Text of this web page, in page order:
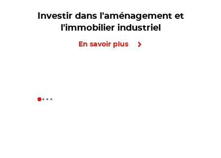
Investir dans l'aménagement et
l'immobilier industriel
En savoir plus